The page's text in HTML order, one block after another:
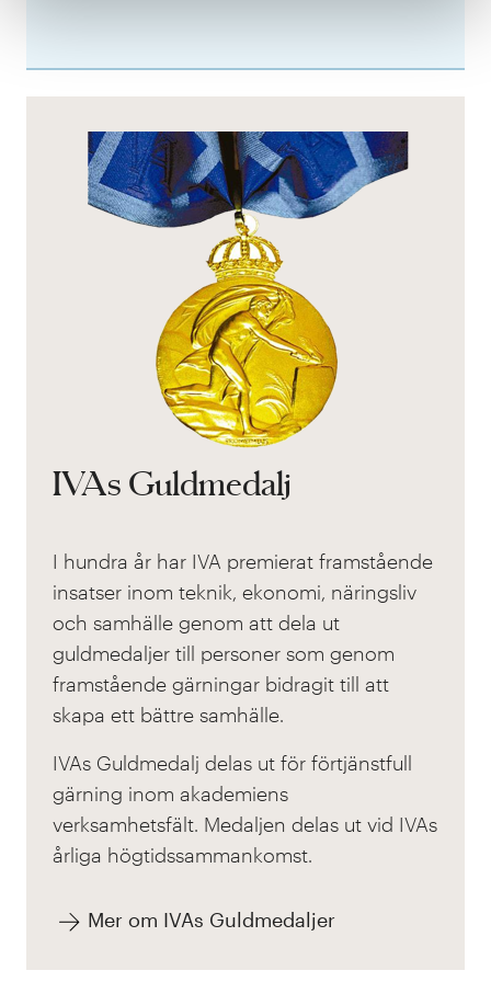
IVAs Guldmedalj
I hundra år har IVA premierat framstående
insatser inom teknik, ekonomi, näringsliv
och samhälle genom att dela ut
guldmedaljer till personer som genom
framstående gärningar bidragit till att
skapa ett bättre samhälle.
IVAs Guldmedalj delas ut för förtjänstfull
gärning inom akademiens
verksamhetsfält. Medaljen delas ut vid IVAs
årliga högtidssammankomst.
Mer om IVAs Guldmedaljer